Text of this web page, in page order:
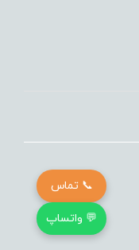
📞 تماس
💬 واتساپ